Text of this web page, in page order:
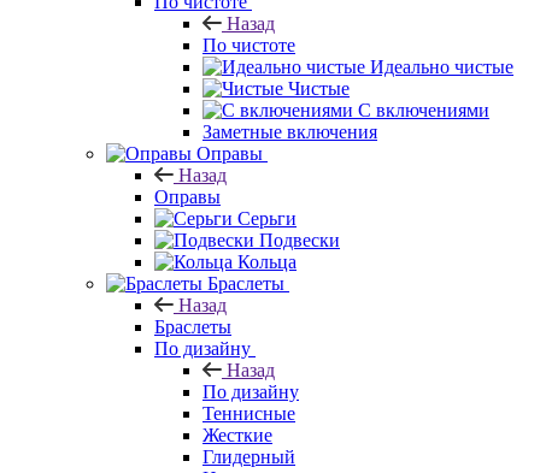
Назад
По чистоте
Идеально чистые
Чистые
С включениями
Заметные включения
Оправы
Назад
Оправы
Серьги
Подвески
Кольца
Браслеты
Назад
Браслеты
По дизайну
Назад
По дизайну
Теннисные
Жесткие
Глидерный